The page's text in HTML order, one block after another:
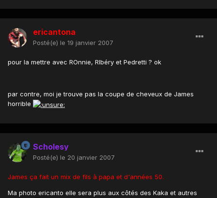
ericantona
Posté(e) le 19 janvier 2007
pour la mettre avec ROnnie, RIbéry et Pedretti ? ok
par contre, moi je trouve pas la coupe de cheveux de James
horrible
Scholesy
Posté(e) le 20 janvier 2007
James ça fait un mix de fils à papa et d'années 50.
Ma photo ericanto elle sera plus aux côtés des Kaka et autres